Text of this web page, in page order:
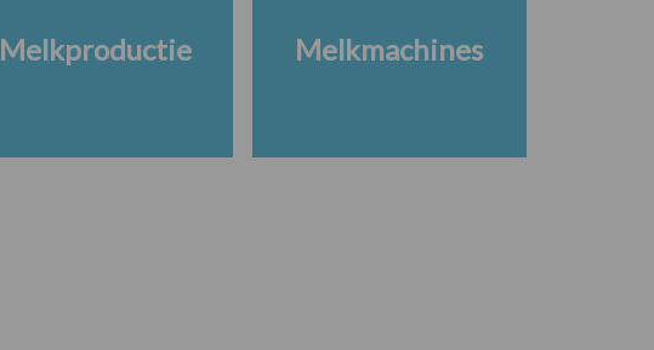
Melkproductie Melkmachines